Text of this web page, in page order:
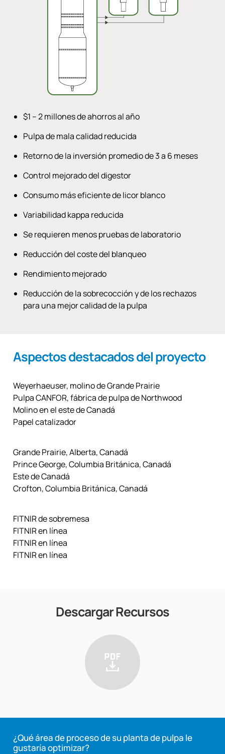
$1 – 2 millones de ahorros al año
Pulpa de mala calidad reducida
Retorno de la inversión promedio de 3 a 6 meses
Control mejorado del digestor
Consumo más eficiente de licor blanco
Variabilidad kappa reducida
Se requieren menos pruebas de laboratorio
Reducción del coste del blanqueo
Rendimiento mejorado
Reducción de la sobrecocción y de los rechazos
para una mejor calidad de la pulpa
Aspectos destacados del proyecto
Weyerhaeuser, molino de Grande Prairie
Pulpa CANFOR, fábrica de pulpa de Northwood
Molino en el este de Canadá
Papel catalizador
Grande Prairie, Alberta, Canadá
Prince George, Columbia Británica, Canadá
Este de Canadá
Crofton, Columbia Británica, Canadá
FITNIR de sobremesa
FITNIR en línea
FITNIR en línea
FITNIR en línea
Descargar Recursos
¿Qué área de proceso de su planta de pulpa le
gustaría optimizar?